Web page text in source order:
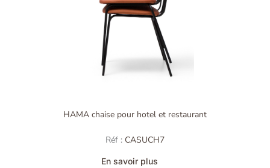
HAMA chaise pour hotel et restaurant
Réf : CASUCH7
En savoir plus